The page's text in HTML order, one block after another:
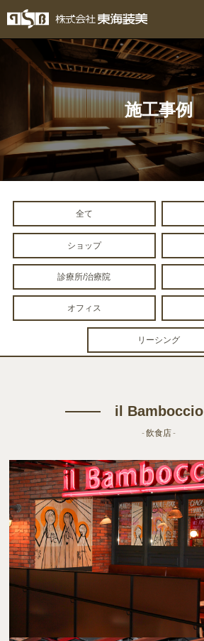
施工事例
全て
ショップ
診療所/治療院
オフィス
リーシング
il Bamboccio
- 飲食店 -